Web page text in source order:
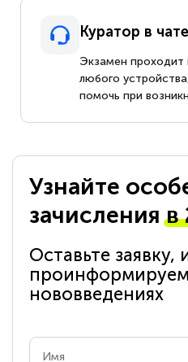
Куратор в чате
Экзамен
любого
помочь при
Узнайте
зачисленияв
Оставьте заявку,
нововведениях